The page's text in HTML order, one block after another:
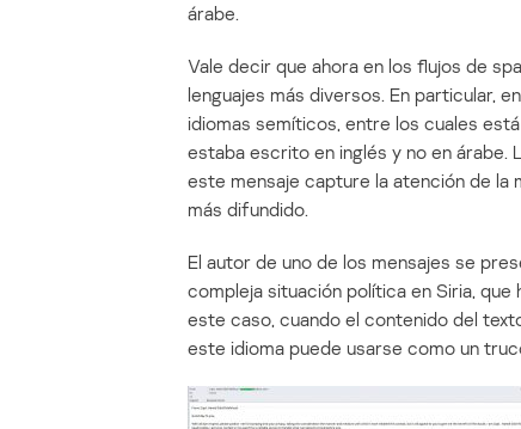
árabe.
Vale decir que ahora en los flujos de
lenguajes más diversos. En particular,
idiomas semíticos, entre los cuales
estaba escrito en inglés y no en árabe.
este mensaje capture la atención de la
más difundido.
El autor de uno de los mensajes se
compleja situación política en Siria, que
este caso, cuando el contenido del
este idioma puede usarse como un